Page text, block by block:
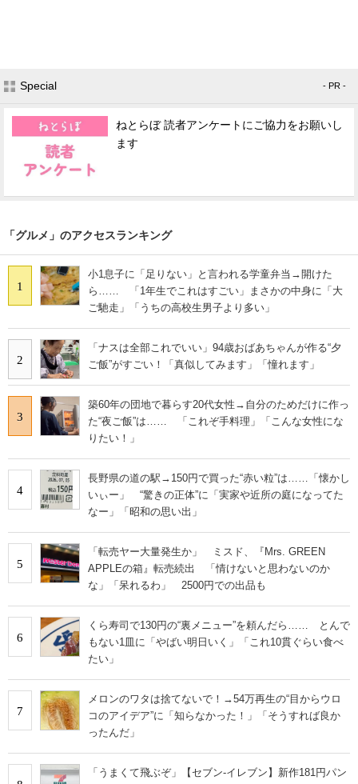
Special - PR -
ねとらぼ 読者アンケートにご協力をお願いし
ます
「グルメ」のアクセスランキング
1
小1息子に「足りない」と言われる学童弁当→開けた
ら…… 「1年生でこれはすごい」まさかの中身に「大
ご馳走」「うちの高校生男子より多い」
2
「ナスは全部これでいい」94歳おばあちゃんが作る“夕
ご飯”がすごい！「真似してみます」「憧れます」
3
築60年の団地で暮らす20代女性→自分のためだけに作っ
た“夜ご飯”は…… 「これぞ手料理」「こんな女性にな
りたい！」
4
長野県の道の駅→150円で買った“赤い粒”は……「懐かし
いぃー」 “驚きの正体”に「実家や近所の庭になってた
なー」「昭和の思い出」
5
「転売ヤー大量発生か」 ミスド、『Mrs. GREEN
APPLEの箱』転売続出 「情けないと思わないのか
な」「呆れるわ」 2500円での出品も
6
くら寿司で130円の“裏メニュー”を頼んだら…… とんで
もない1皿に「やばい明日いく」「これ10貫ぐらい食べ
たい」
7
メロンのワタは捨てないで！→54万再生の“目からウロ
コのアイデア”に「知らなかった！」「そうすれば良か
ったんだ」
「うまくて飛ぶぞ」【セブン‐イレブン】新作181円パン